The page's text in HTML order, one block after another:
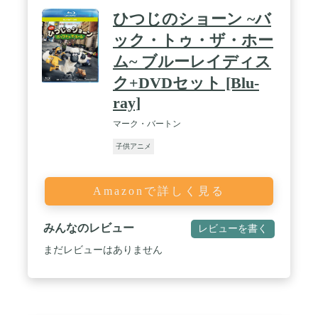
ひつじのショーン ~バ
ック・トゥ・ザ・ホー
ム~ ブルーレイディス
ク+DVDセット [Blu-
ray]
マーク・バートン
子供アニメ
Amazonで詳しく見る
みんなのレビュー レビューを書く
まだレビューはありません